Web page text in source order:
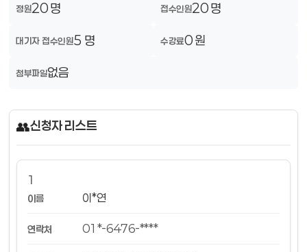
정원20 명 접수인원20 명
대기자 접수인원5 명 수강료0 원
첨부파일없음
👥신청자 리스트
1
이*연
01*-6476-****